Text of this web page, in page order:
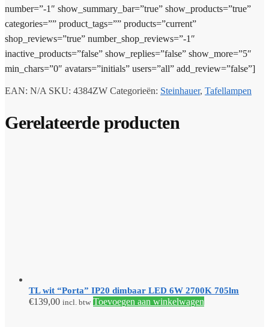
number=”-1″ show_summary_bar=”true” show_products=”true”
categories=”” product_tags=”” products=”current”
shop_reviews=”true” number_shop_reviews=”-1″
inactive_products=”false” show_replies=”false” show_more=”5″
min_chars=”0″ avatars=”initials” users=”all” add_review=”false”]
EAN: N/A SKU: 4384ZW Categorieën: Steinhauer, Tafellampen
Gerelateerde producten
TL wit “Porta” IP20 dimbaar LED 6W 2700K 705lm
€139,00 incl. btw Toevoegen aan winkelwagen